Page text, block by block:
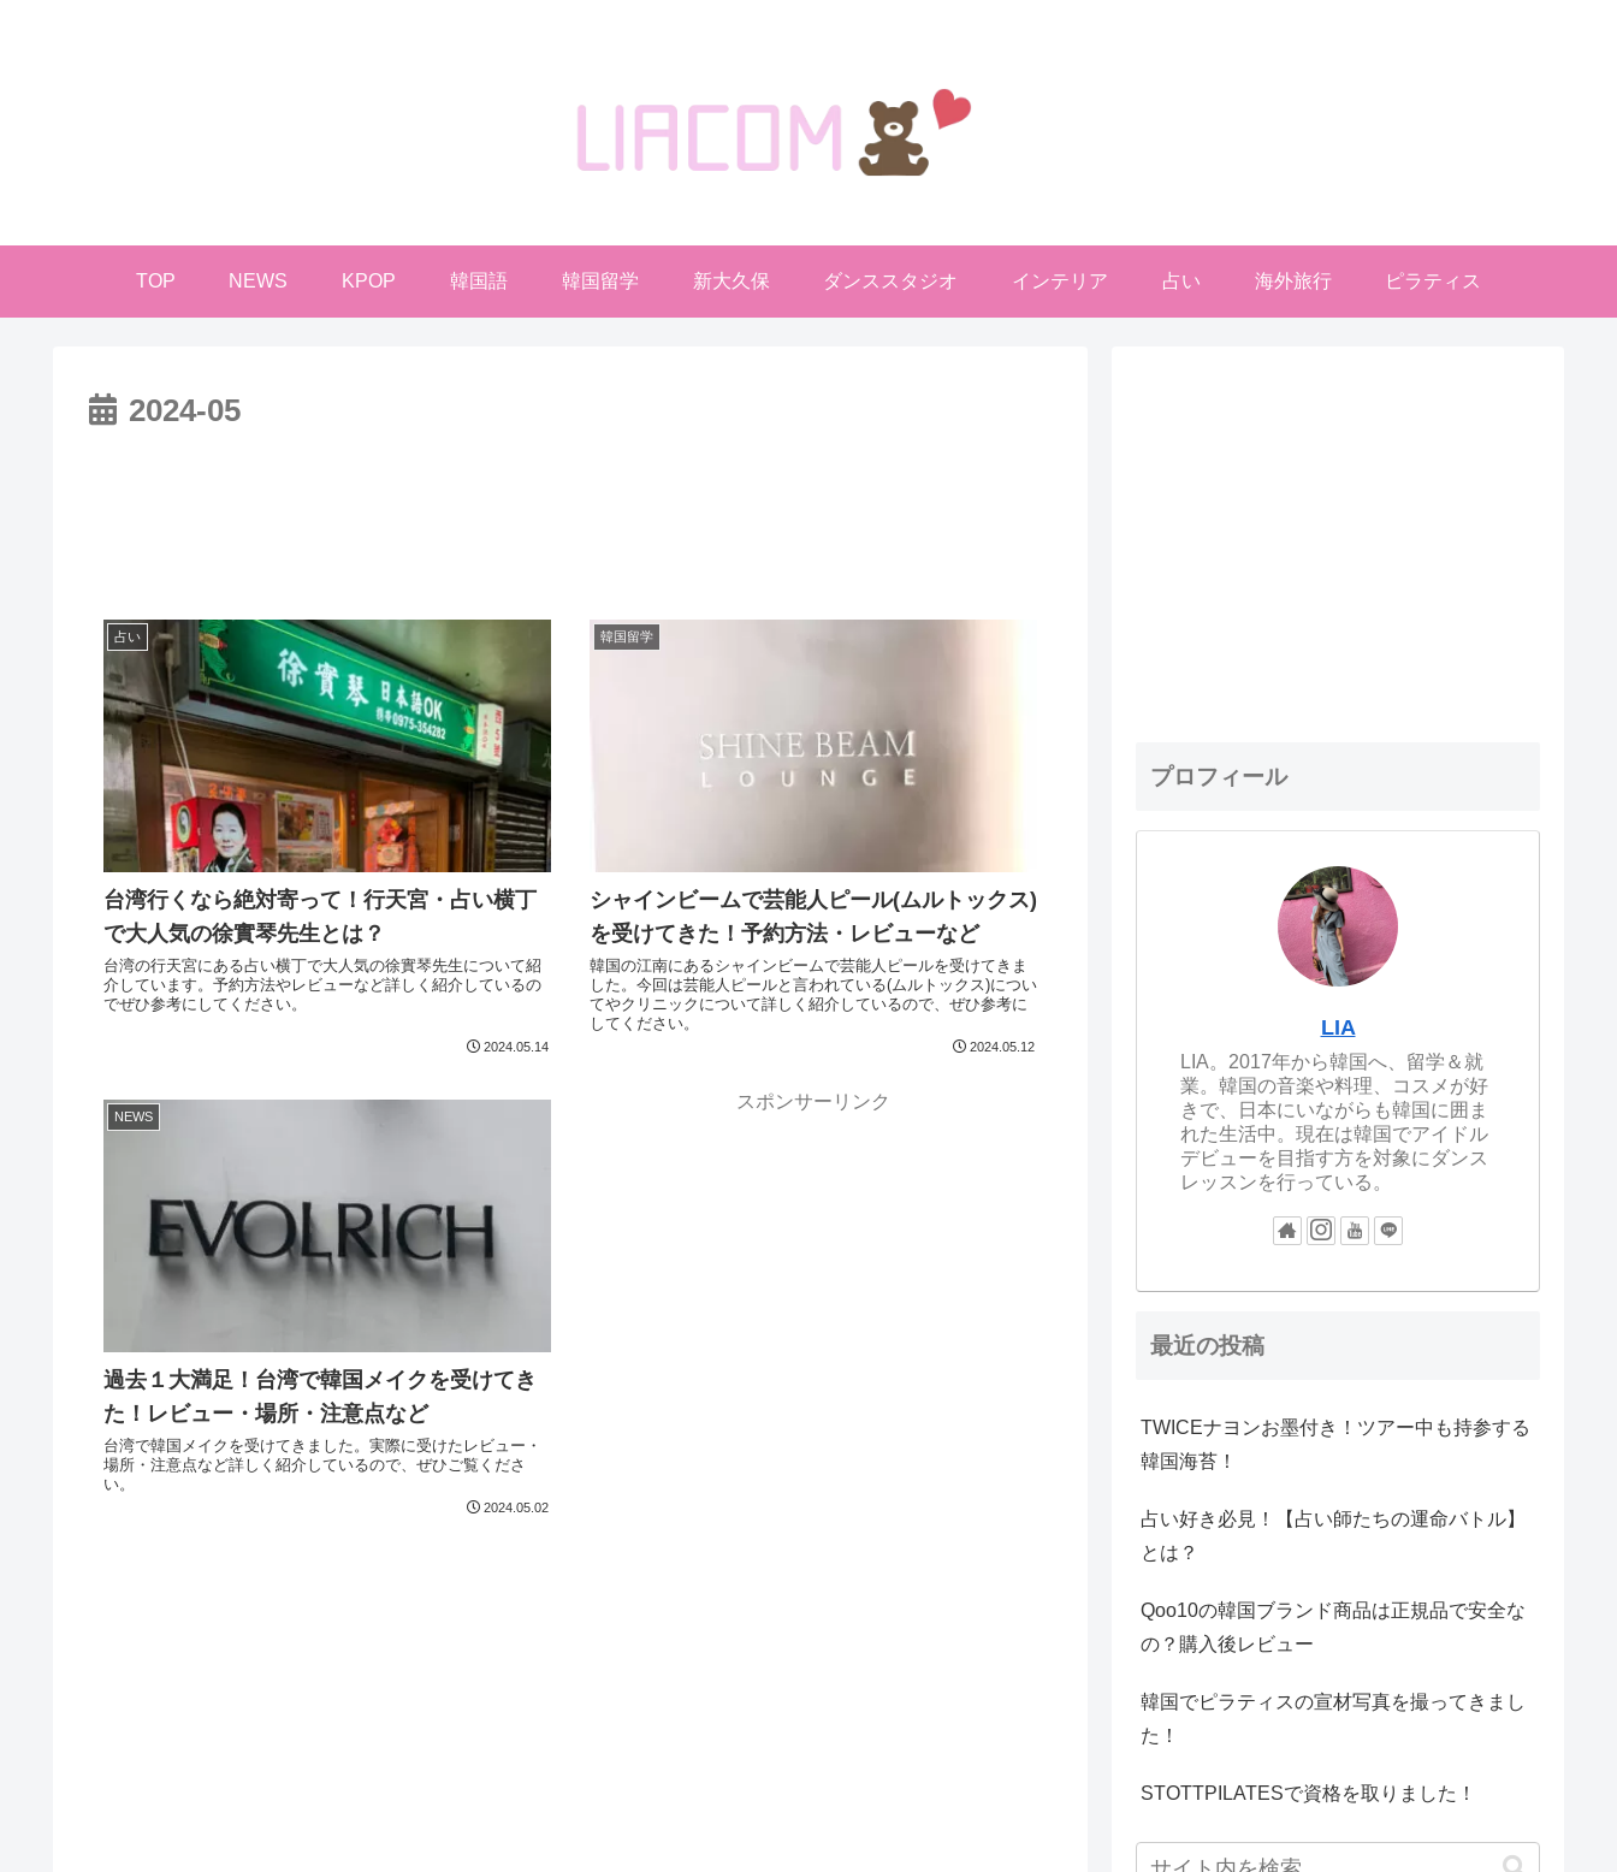
TOP NEWS KPOP 韓国語 韓国留学 新大久保 ダンススタジオ インテリア 占い 海外旅行 ピラティス
2024-05
占い
台湾行くなら絶対寄って！行天宮・占い横丁
で大人気の徐實琴先生とは？
台湾の行天宮にある占い横丁で大人気の徐實琴先生について紹
介しています。予約方法やレビューなど詳しく紹介しているの
でぜひ参考にしてください。
2024.05.14
韓国留学
シャインビームで芸能人ピール(ムルトックス)
を受けてきた！予約方法・レビューなど
韓国の江南にあるシャインビームで芸能人ピールを受けてきま
した。今回は芸能人ピールと言われている(ムルトックス)につい
てやクリニックについて詳しく紹介しているので、ぜひ参考に
してください。
2024.05.12
NEWS
過去１大満足！台湾で韓国メイクを受けてき
た！レビュー・場所・注意点など
台湾で韓国メイクを受けてきました。実際に受けたレビュー・
場所・注意点など詳しく紹介しているので、ぜひご覧くださ
い。
2024.05.02
スポンサーリンク
プロフィール
LIA
LIA。2017年から韓国へ、留学＆就
業。韓国の音楽や料理、コスメが好
きで、日本にいながらも韓国に囲ま
れた生活中。現在は韓国でアイドル
デビューを目指す方を対象にダンス
レッスンを行っている。
最近の投稿
TWICEナヨンお墨付き！ツアー中も持参する
韓国海苔！
占い好き必見！【占い師たちの運命バトル】
とは？
Qoo10の韓国ブランド商品は正規品で安全な
の？購入後レビュー
韓国でピラティスの宣材写真を撮ってきまし
た！
STOTTPILATESで資格を取りました！